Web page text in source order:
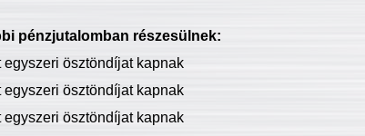
pénzjutalomban részesülnek:
ösztöndíjat kapnak
ösztöndíjat kapnak
ösztöndíjat kapnak